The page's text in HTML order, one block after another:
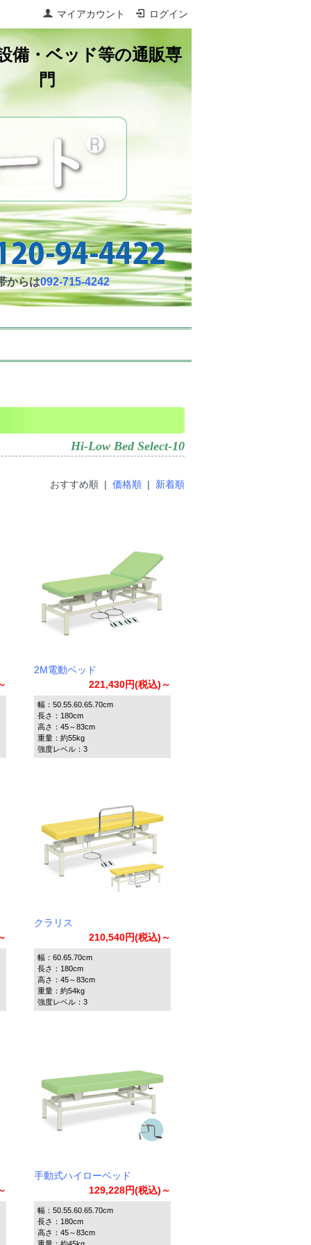
マイアカウント ログイン
備・ベッド等の通販専
門
からは092-715-4242
Hi-Low Bed Select-10
おすすめ順 | 価格順 | 新着順
2M電動ベッド
221,430円(税込)～
幅：50.55.60.65.70cm
長さ：180cm
高さ：45～83cm
重量：約55kg
強度レベル：3
クラリス
210,540円(税込)～
幅：60.65.70cm
長さ：180cm
高さ：45～83cm
重量：約54kg
強度レベル：3
手動式ハイローベッド
129,228円(税込)～
幅：50.55.60.65.70cm
長さ：180cm
高さ：45～83cm